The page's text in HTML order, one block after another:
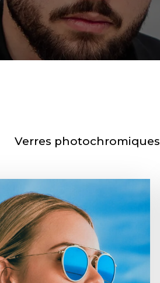
Verres photochromiques